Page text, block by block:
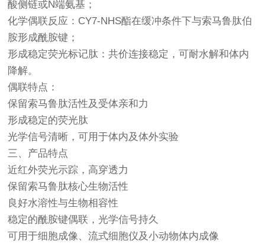
酸侧链或N端氨基；
化学偶联反应：CY7-NHS酯在缓冲条件下与索马鲁肽伯
胺形成酰胺键；
形成稳定荧光标记肽：共价连接稳定，可耐水解和体内
降解。
偶联特点：
保留索马鲁肽活性及受体亲和力
形成稳定的荧光肽
光学信号清晰，可用于体内及体外实验
三、产品特点
近红外荧光示踪，高穿透力
保留索马鲁肽核心生物活性
良好水溶性与生物相容性
稳定的酰胺键偶联，光学信号持久
可用于细胞成像、流式细胞仪及小动物体内成像